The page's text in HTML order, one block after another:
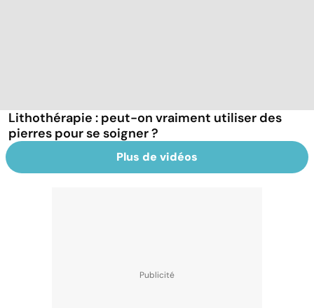
Lithothérapie : peut-on vraiment utiliser des
pierres pour se soigner ?
Plus de vidéos